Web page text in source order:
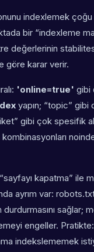
indexlemek
bir “indexleme
değerlerinin
göre karar verir.
'online=true' gibi
yapın; “topic” gibi
gibi çok spesifik
kapatma” ile
ayrım var:
sağlar;
engeller.
indekslememek